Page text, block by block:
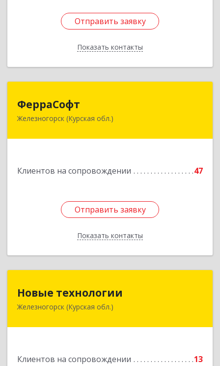
Отправить заявку
Показать контакты
Отправить заявку
Назад
ФерраСофт
Железногорск (Курская обл.)
Клиентов на сопровождении 47
Отправить заявку
Показать контакты
307179, Курская обл, Железногорск г, Ленина ул,
Отправить заявку
Назад
Новые технологии
Железногорск (Курская обл.)
Клиентов на сопровождении 13
307170, Курская обл, Железногорский р-н,
Подробнее